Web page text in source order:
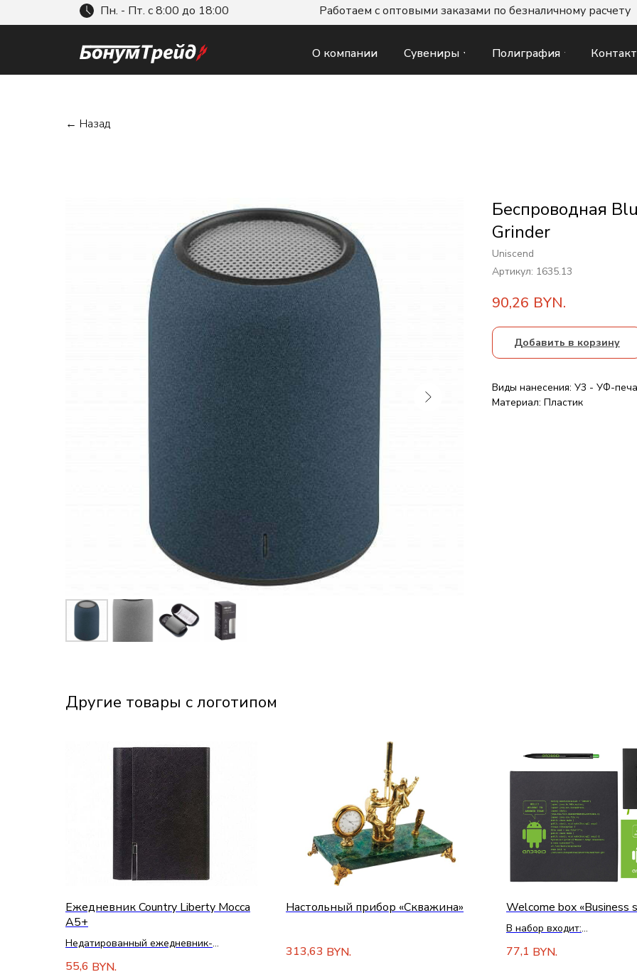
О компании Сувениры Полиграфия
Пн. - Пт. с 8:00 до 18:00 Работаем с оптовыми заказами по безналичному расчету
← Назад
Беспроводная
Grinder
Uniscend
Артикул: 1635.13
90,26 BYN.
Добавить в корзину
Виды нанесения: У3 - УФ-
Материал: Пластик
Другие товары с логотипом
Ежедневник Country Liberty Mocca
A5+
Недатированный ежедневник-
55,6 BYN.
Настольный прибор «Скважина»
313,63 BYN.
Welcome box «Business
В набор входит:
Бутылка для воды 650 мл
77,1 BYN.